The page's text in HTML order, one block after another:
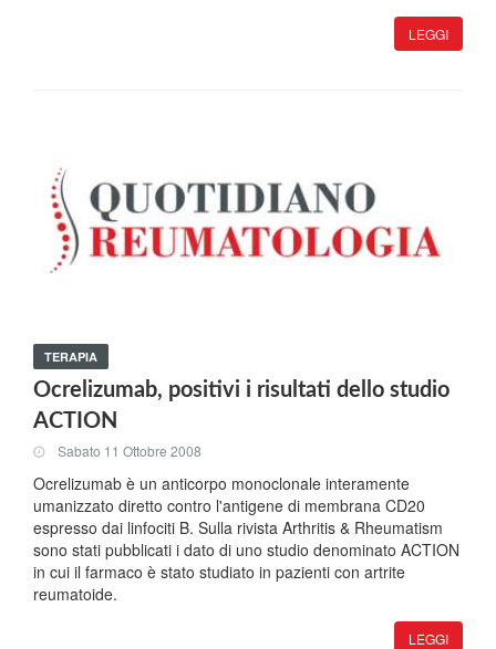
LEGGI
TERAPIA
Ocrelizumab, positivi i risultati dello studio
ACTION
Sabato 11 Ottobre 2008
Ocrelizumab è un anticorpo monoclonale interamente
umanizzato diretto contro l'antigene di membrana CD20
espresso dai linfociti B. Sulla rivista Arthritis & Rheumatism
sono stati pubblicati i dato di uno studio denominato ACTION
in cui il farmaco è stato studiato in pazienti con artrite
reumatoide.
LEGGI